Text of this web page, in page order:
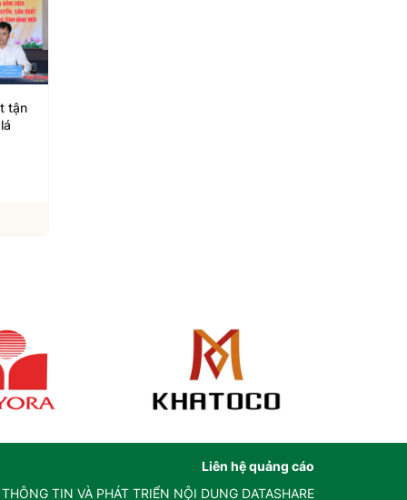
Liên hệ quảng cáo
TIN VÀ PHÁT TRIỂN NỘI DUNG DATASHARE